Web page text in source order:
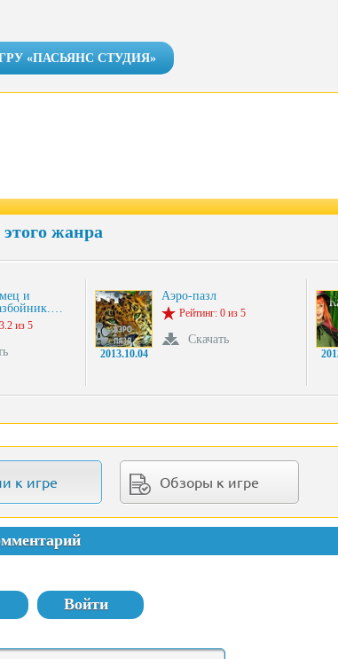
«ПАСЬЯНС СТУДИЯ»
жанра
и
из 5
2013.10.04
Аэро-пазл
Рейтинг: 0 из 5
Скачать
к игре Обзоры к игре
Войти